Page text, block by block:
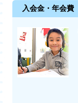
入会金・年会費